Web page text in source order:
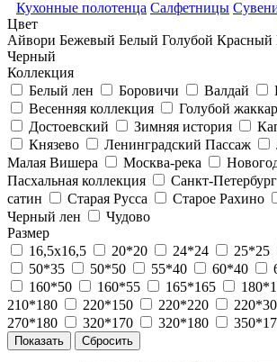
Кухонные полотенца Салфетницы
Цвет
Айвори Бежевый Белый Голубой Красный
Черный
Коллекция
Белый лен
Боровичи Валдай
Весенняя коллекция
Голубой
Достоевский
Зимняя история
Князево
Ленинградский Пассаж
Малая Вишера
Москва-река
Пасхальная коллекция
Санкт-Петербург
сатин
Старая Русса Старое Рахино
Черный лен
Чудово
Размер
16,5х16,5
20*20 24*24 25*25
50*35
50*50 55*40 60*40
160*50
160*55 165*165
210*180
220*150 220*220 220*30
270*180
320*170 320*180